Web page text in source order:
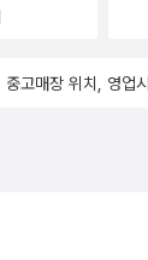
중고매장 위치, 영업